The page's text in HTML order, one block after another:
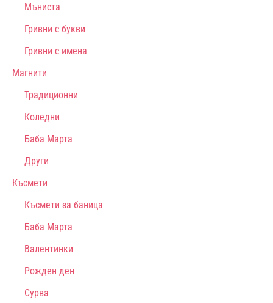
Мъниста
Гривни с букви
Гривни с имена
Магнити
Традиционни
Коледни
Баба Марта
Други
Късмети
Късмети за баница
Баба Марта
Валентинки
Рожден ден
Сурва